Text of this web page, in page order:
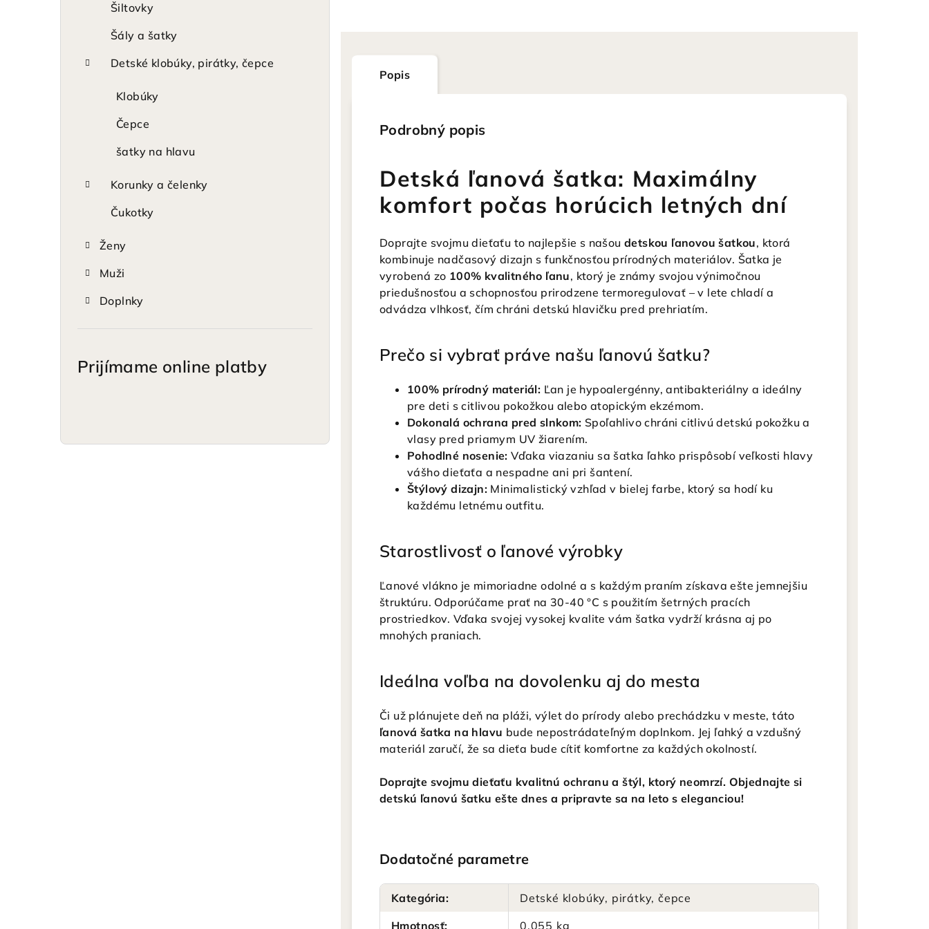
Šiltovky
Šály a šatky
Detské klobúky, pirátky, čepce
Klobúky
Čepce
šatky na hlavu
Korunky a čelenky
Čukotky
Ženy
Muži
Doplnky
Prijímame online platby
Popis
Podrobný popis
Detská ľanová šatka: Maximálny
komfort počas horúcich letných dní
Doprajte svojmu dieťaťu to najlepšie s našou detskou ľanovou šatkou, ktorá
kombinuje nadčasový dizajn s funkčnosťou prírodných materiálov. Šatka je
vyrobená zo 100% kvalitného ľanu, ktorý je známy svojou výnimočnou
priedušnosťou a schopnosťou prirodzene termoregulovať – v lete chladí a
odvádza vlhkosť, čím chráni detskú hlavičku pred prehriatím.
Prečo si vybrať práve našu ľanovú šatku?
100% prírodný materiál: Ľan je hypoalergénny, antibakteriálny a ideálny
pre deti s citlivou pokožkou alebo atopickým ekzémom.
Dokonalá ochrana pred slnkom: Spoľahlivo chráni citlivú detskú pokožku a
vlasy pred priamym UV žiarením.
Pohodlné nosenie: Vďaka viazaniu sa šatka ľahko prispôsobí veľkosti hlavy
vášho dieťaťa a nespadne ani pri šantení.
Štýlový dizajn: Minimalistický vzhľad v bielej farbe, ktorý sa hodí ku
každému letnému outfitu.
Starostlivosť o ľanové výrobky
Ľanové vlákno je mimoriadne odolné a s každým praním získava ešte jemnejšiu
štruktúru. Odporúčame prať na 30-40 °C s použitím šetrných pracích
prostriedkov. Vďaka svojej vysokej kvalite vám šatka vydrží krásna aj po
mnohých praniach.
Ideálna voľba na dovolenku aj do mesta
Či už plánujete deň na pláži, výlet do prírody alebo prechádzku v meste, táto
ľanová šatka na hlavu bude nepostrádateľným doplnkom. Jej ľahký a vzdušný
materiál zaručí, že sa dieťa bude cítiť komfortne za každých okolností.
Doprajte svojmu dieťaťu kvalitnú ochranu a štýl, ktorý neomrzí. Objednajte si
detskú ľanovú šatku ešte dnes a pripravte sa na leto s eleganciou!
Dodatočné parametre
Kategória:
Detské klobúky, pirátky, čepce
Hmotnosť: 0.055 kg